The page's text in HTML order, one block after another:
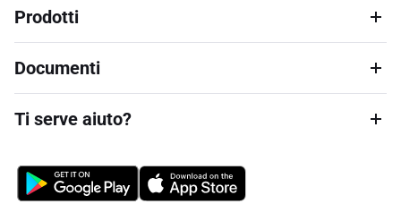
Prodotti
Documenti
Ti serve aiuto?